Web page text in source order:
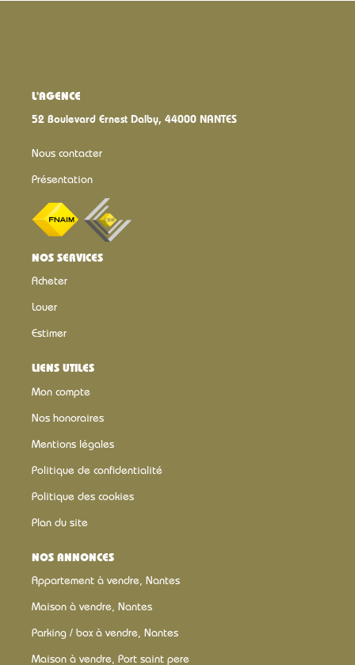
L'AGENCE
52 Boulevard Ernest Dalby, 44000 NANTES
Nous contacter
Présentation
NOS SERVICES
Acheter
Louer
Estimer
LIENS UTILES
Mon compte
Nos honoraires
Mentions légales
Politique de confidentialité
Politique des cookies
Plan du site
NOS ANNONCES
Appartement à vendre, Nantes
Maison à vendre, Nantes
Parking / box à vendre, Nantes
Maison à vendre, Port saint pere